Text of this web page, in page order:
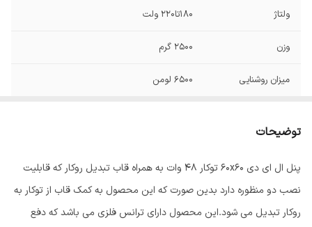
ولتاژ 180تا220 ولت
وزن 2500 گرم
میزان روشنایی 6500 لومن
ابعاد 60x60x5 سانتی‌متر
توضیحات
پنل ال ای دی 60x60 توکار 48 وات به همراه قاب تبدیل روکار که قابلیت
نصب دو منظوره دارد بدین صورت که این محصول به کمک قاب از توکار به
روکار تبدیل می شود.این محصول دارای ترانس فلزی می باشد که دفع